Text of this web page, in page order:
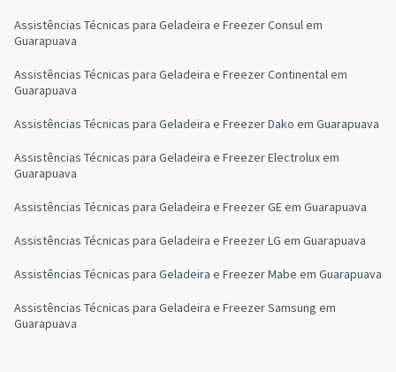
Assistências Técnicas para Geladeira e Freezer Consul em
Guarapuava
Assistências Técnicas para Geladeira e Freezer Continental em
Guarapuava
Assistências Técnicas para Geladeira e Freezer Dako em Guarapuava
Assistências Técnicas para Geladeira e Freezer Electrolux em
Guarapuava
Assistências Técnicas para Geladeira e Freezer GE em Guarapuava
Assistências Técnicas para Geladeira e Freezer LG em Guarapuava
Assistências Técnicas para Geladeira e Freezer Mabe em Guarapuava
Assistências Técnicas para Geladeira e Freezer Samsung em
Guarapuava